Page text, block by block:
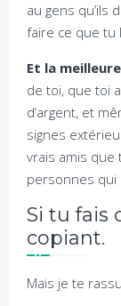
au gens qu’ils
faire ce que tu
Et la
de toi, que toi
d’argent, et
signes
vrais amis que
personnes
Si tu fais
copiant.
Mais je te